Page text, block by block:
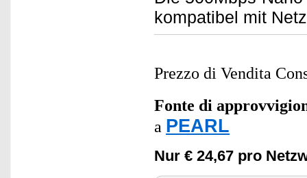
kompatibel mit
Prezzo di Vendita
Fonte di
a PEARL
Nur € 24,67 pro